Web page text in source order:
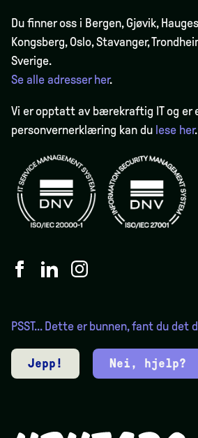
Du finner oss i Bergen,Gjøvik,
Kongsberg, Oslo, Stavanger,
Sverige.
Se alle adresser her.
Vi er opptatt av bærekraftig IT og er
personvernerklæring kan du lese her.
PSST... Dette er bunnen, fant du det
Jepp! Nei, hjelp?